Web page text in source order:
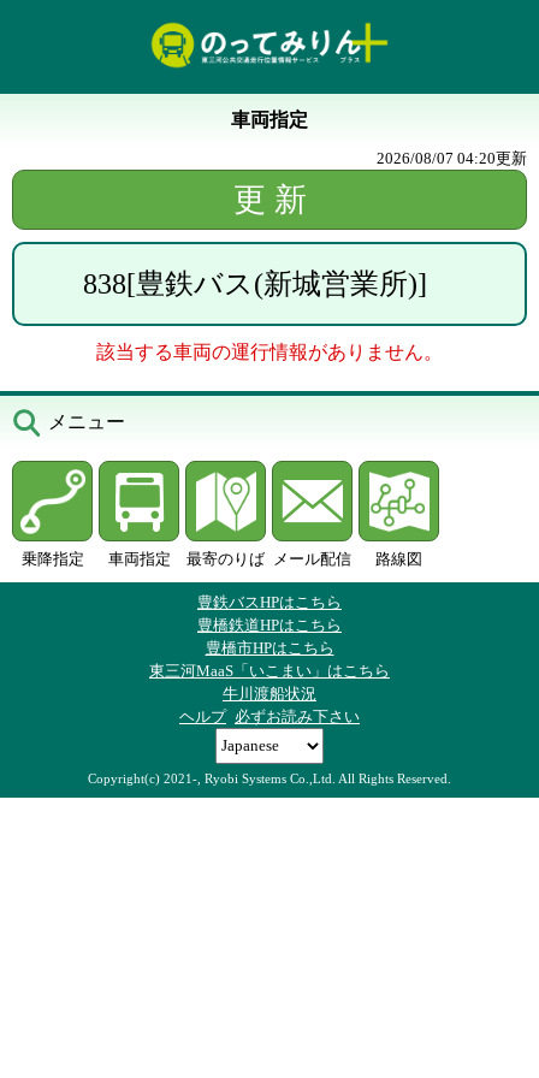
車両指定
2026/08/07 04:20更新
838[豊鉄バス(新城営業所)]
該当する車両の運行情報がありません。
メニュー
乗降指定 車両指定 最寄のりば メール配信 路線図
豊鉄バスHPはこちら
豊橋鉄道HPはこちら
豊橋市HPはこちら
東三河MaaS「いこまい」はこちら
牛川渡船状況
ヘルプ 必ずお読み下さい
Copyright(c) 2021-, Ryobi Systems Co.,Ltd. All Rights Reserved.